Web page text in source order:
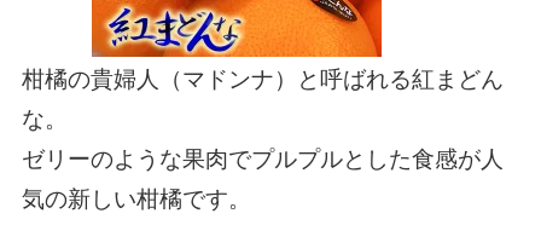
柑橘の貴婦人（マドンナ）と呼ばれる紅まどん
な。
ゼリーのような果肉でプルプルとした食感が人
気の新しい柑橘です。